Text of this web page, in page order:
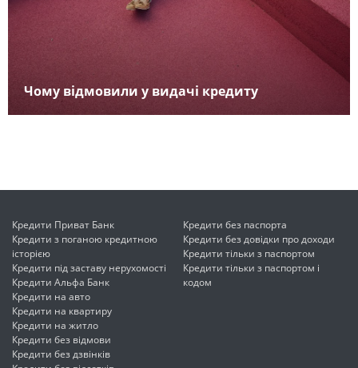
Чому відмовили у видачі кредиту
Кредити Приват Банк
Кредити з поганою кредитною
історією
Кредити під заставу нерухомості
Кредити Альфа Банк
Кредити на авто
Кредити на квартиру
Кредити на житло
Кредити без відмови
Кредити без дзвінків
Кредити без паспорта
Кредити без довідки про доходи
Кредити тільки з паспортом
Кредити тільки з паспортом і
кодом